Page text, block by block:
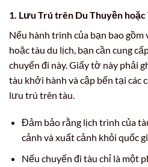
1. Lưu Trú trên Du Thuyền hoặc
Nếu hành trình của bạn bao
hoặc tàu du lịch, bạn cần cung
chuyến đi này. Giấy tờ này phải
tàu khởi hành và cập bến tại các
lưu trú trên tàu.
Đảm bảo rằng lịch trình của
cảnh và xuất cảnh khỏi quốc
Nếu chuyến đi tàu chỉ là một